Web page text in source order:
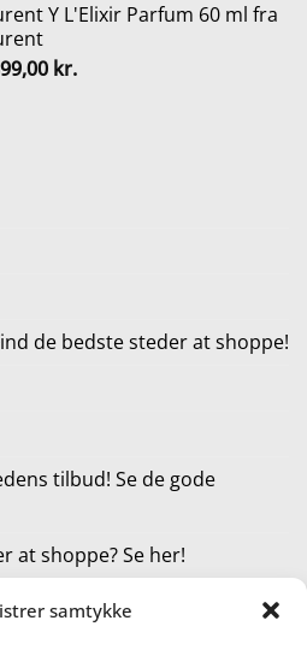
samtykke
kr..
pris
178,00 kr..
Y L'Elixir Parfum 60 ml fra
kr.Den
de bedste steder at shoppe!
tilbud! Se de gode
at shoppe? Se her!